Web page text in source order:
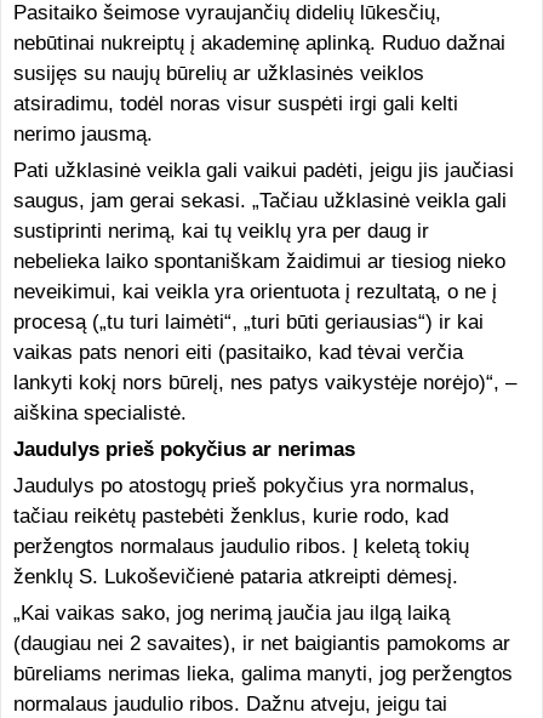
Pasitaiko šeimose vyraujančių didelių lūkesčių,
nebūtinai nukreiptų į akademinę aplinką. Ruduo dažnai
susijęs su naujų būrelių ar užklasinės veiklos
atsiradimu, todėl noras visur suspėti irgi gali kelti
nerimo jausmą.
Pati užklasinė veikla gali vaikui padėti, jeigu jis jaučiasi
saugus, jam gerai sekasi. „Tačiau užklasinė veikla gali
sustiprinti nerimą, kai tų veiklų yra per daug ir
nebelieka laiko spontaniškam žaidimui ar tiesiog nieko
neveikimui, kai veikla yra orientuota į rezultatą, o ne į
procesą („tu turi laimėti“, „turi būti geriausias“) ir kai
vaikas pats nenori eiti (pasitaiko, kad tėvai verčia
lankyti kokį nors būrelį, nes patys vaikystėje norėjo)“, –
aiškina specialistė.
Jaudulys prieš pokyčius ar nerimas
Jaudulys po atostogų prieš pokyčius yra normalus,
tačiau reikėtų pastebėti ženklus, kurie rodo, kad
peržengtos normalaus jaudulio ribos. Į keletą tokių
ženklų S. Lukoševičienė pataria atkreipti dėmesį.
„Kai vaikas sako, jog nerimą jaučia jau ilgą laiką
(daugiau nei 2 savaites), ir net baigiantis pamokoms ar
būreliams nerimas lieka, galima manyti, jog peržengtos
normalaus jaudulio ribos. Dažnu atveju, jeigu tai